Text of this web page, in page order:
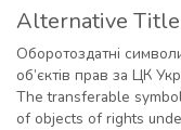
Alternative Title
Оборотоздатні
об’єктів прав за ЦК
The transferable
of objects of rights